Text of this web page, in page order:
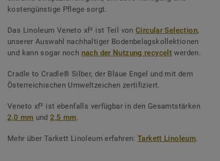
kostengünstige Pflege sorgt.
Das Linoleum Veneto xf² ist Teil vonCircular Selection,
unserer Auswahl nachhaltiger Bodenbelagskollektionen
und kann sogar noch nach der Nutzung recycelt werden.
Cradle to Cradle® Silber, der Blaue Engel und mit dem
Österreichischen Umweltzeichen zertifiziert.
Veneto xf² ist ebenfalls verfügbar in den Gesamtstärken
2,0 mm und2,5 mm.
Mehr über Tarkett Linoleum erfahren:Tarkett Linoleum.